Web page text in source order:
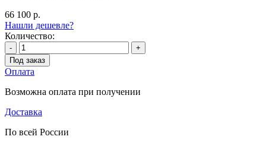
66 100 р.
Нашли дешевле?
Количество:
-
+
Под заказ
Оплата
Возможна оплата при получении
Доставка
По всей России